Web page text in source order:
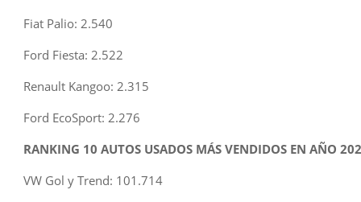
Fiat Palio: 2.540
Ford Fiesta: 2.522
Renault Kangoo: 2.315
Ford EcoSport: 2.276
RANKING 10 AUTOS USADOS MÁS VENDIDOS EN AÑO
VW Gol y Trend: 101.714